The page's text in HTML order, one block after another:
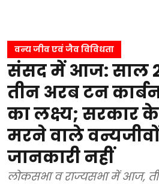
वन्य जीव एवं जैव विविधता
संसद में आज: साल
तीन अरब टन
का लक्ष्य; सरकार
मरने वाले
जानकारी नहीं
लोकसभा व राज्यसभा में आज,